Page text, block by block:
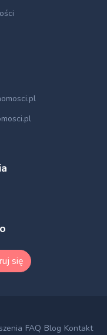
się
FAQ Blog Kontakt